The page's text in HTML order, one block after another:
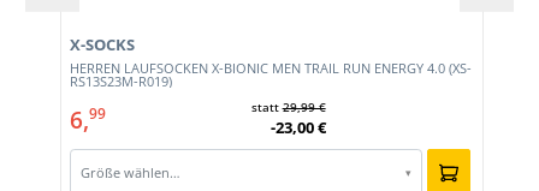
HERREN LAUFSOCKEN X-BIONIC MEN TRAIL RUN ENERGY 4.0 (XS-
RS13S23M-R019)
X-SOCKS
6,99 statt29,99 €
-23,00 €
Größe wählen… ▾